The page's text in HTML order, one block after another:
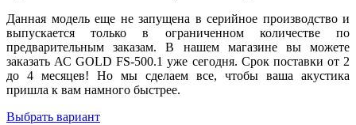
Данная модель еще не запущена в серийное производство и
выпускается только в ограниченном количестве по
предварительным заказам. В нашем магазине вы можете
заказать АС GOLD FS-500.1 уже сегодня. Срок поставки от 2
до 4 месяцев! Но мы сделаем все, чтобы ваша акустика
пришла к вам намного быстрее.
Выбрать вариант